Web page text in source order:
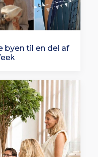
byen til en del af